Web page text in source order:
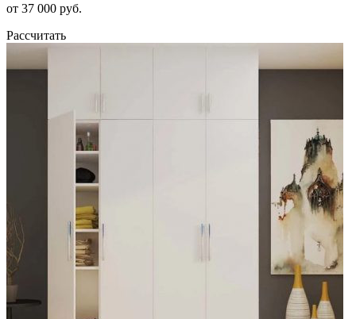
от 37 000 руб.
Рассчитать